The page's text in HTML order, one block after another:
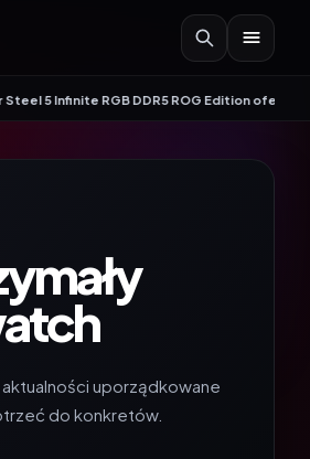
RGB DDR5 ROG Edition oferuje taktowanie
uporządkowane
do konkretów.